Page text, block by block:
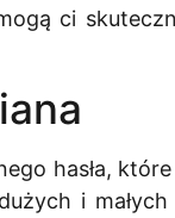
ci
hasła,
i